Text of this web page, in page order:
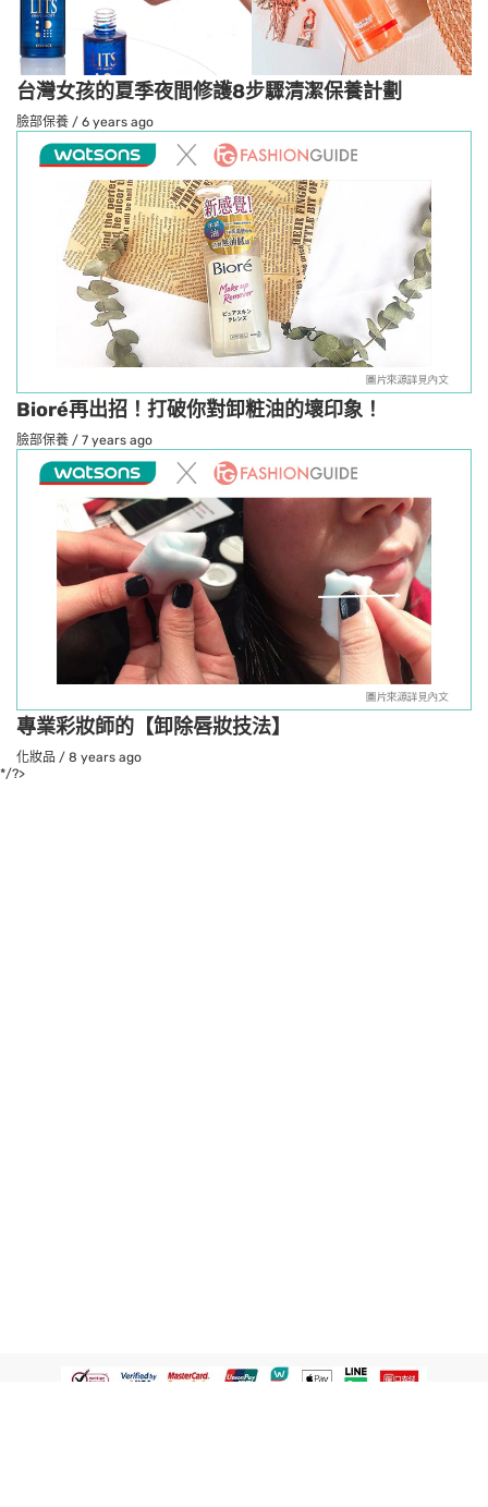
台灣女孩的夏季夜間修護8步驟清潔保養計劃
臉部保養 / 6 years ago
Bioré再出招！打破你對卸粧油的壞印象！
臉部保養 / 7 years ago
專業彩妝師的【卸除唇妝技法】
化妝品 / 8 years ago
*/?>